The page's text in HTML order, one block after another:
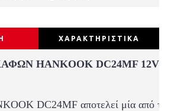
ΧΑΡΑΚΤΗΡΙΣΤΙΚΑ
HANKOOK DC24MF 12V
DC24MF αποτελεί μία από